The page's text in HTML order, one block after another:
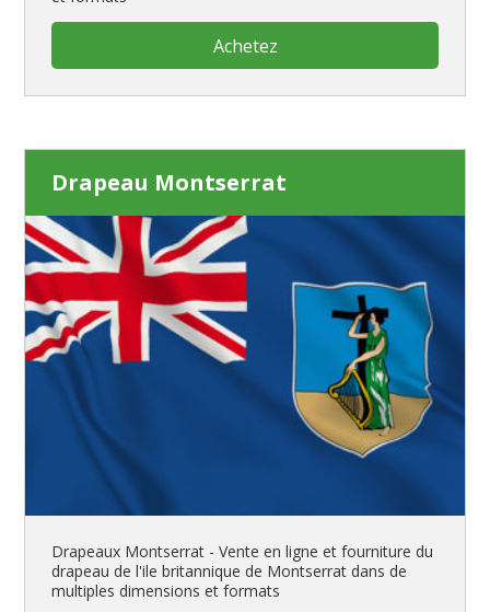
Achetez
Drapeau Montserrat
Drapeaux Montserrat - Vente en ligne et fourniture du
drapeau de l'ile britannique de Montserrat dans de
multiples dimensions et formats